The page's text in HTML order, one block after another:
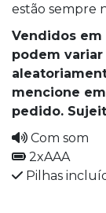
estão sempre
Vendidos em
podem variar
mencione
pedido.
Com som
2xAAA
Pilhas